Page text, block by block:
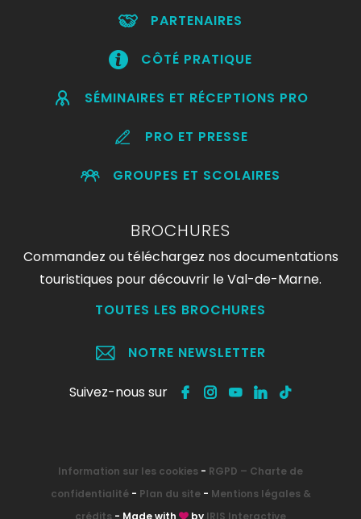
PARTENAIRES
CÔTÉ PRATIQUE
SÉMINAIRES ET RÉCEPTIONS PRO
PRO ET PRESSE
GROUPES ET SCOLAIRES
BROCHURES
Commandez ou téléchargez nos documentations
touristiques pour découvrir le Val-de-Marne.
TOUTES LES BROCHURES
NOTRE NEWSLETTER
Suivez-nous sur
Information sur les cookies - RGPD – Charte de
confidentialité- Plan du site- Mentions légales &
crédits - Made with by IRIS Interactive